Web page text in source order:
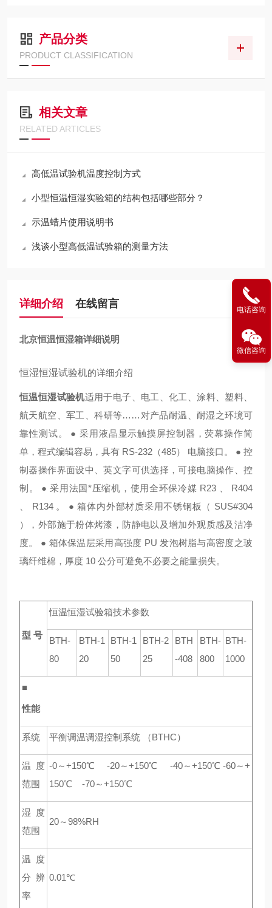
产品分类
PRODUCT CLASSIFICATION
相关文章
RELATED ARTICLES
高低温试验机温度控制方式
小型恒温恒湿实验箱的结构包括哪些部分？
示温蜡片使用说明书
浅谈小型高低温试验箱的测量方法
详细介绍 在线留言
北京恒温恒湿箱详细说明
恒湿恒湿试验机的详细介绍
恒温恒湿试验机适用于电子、电工、化工、涂料、塑料、
航天航空、军工、科研等……对产品耐温、耐湿之环境可
靠性测试。 ● 采用液晶显示触摸屏控制器，荧幕操作简
单，程式编辑容易，具有 RS-232（485） 电脑接口。 ● 控
制器操作界面设中、英文字可供选择，可接电脑操作、控
制。 ● 采用法国*压缩机，使用全环保冷媒 R23 、 R404
、 R134 。 ● 箱体内外部材质采用不锈钢板（ SUS#304
），外部施于粉体烤漆，防静电以及增加外观质感及洁净
度。 ● 箱体保温层采用高强度 PU 发泡树脂与高密度之玻
璃纤维棉，厚度 10 公分可避免不必要之能量损失。
型 号
恒温恒湿试验箱技术参数
BTH-
80
BTH-1
20
BTH-1
50
BTH-2
25
BTH
-408
BTH-
800
BTH-
1000
■
性能
系统 平衡调温调湿控制系统 （BTHC）
温度
范围
-0～+150℃ -20～+150℃ -40～+150℃ -60～+
150℃ -70～+150℃
湿度
范围
20～98%RH
温度
分辨
率
0.01℃
电话咨询
微信咨询